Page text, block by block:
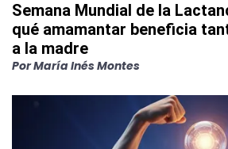
Semana Mundial de la
qué amamantar beneficia
a la madre
PorMaría Inés Montes